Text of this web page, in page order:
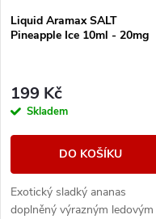
Liquid Aramax SALT
Pineapple Ice 10ml - 20mg
199 Kč
Skladem
DO KOŠÍKU
Exotický sladký ananas
doplněný výrazným ledovým